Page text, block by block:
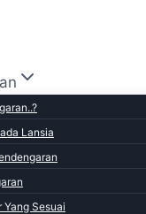
Lansia
Sesuai